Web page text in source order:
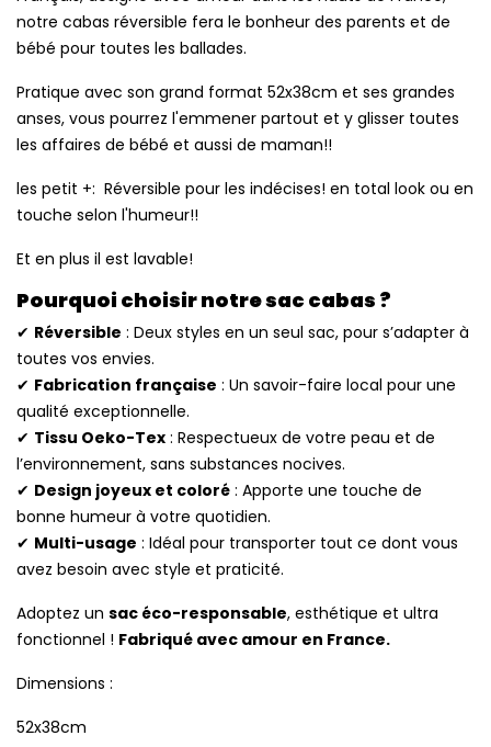
notre cabas réversible fera le bonheur des parents et de
bébé pour toutes les ballades.
Pratique avec son grand format 52x38cm et ses grandes
anses, vous pourrez l'emmener partout et y glisser toutes
les affaires de bébé et aussi de maman!!
les petit +: Réversible pour les indécises! en total look ou en
touche selon l'humeur!!
Et en plus il est lavable!
Pourquoi choisir notre sac cabas ?
✔ Réversible : Deux styles en un seul sac, pour s’adapter à
toutes vos envies.
✔ Fabrication française : Un savoir-faire local pour une
qualité exceptionnelle.
✔ Tissu Oeko-Tex : Respectueux de votre peau et de
l’environnement, sans substances nocives.
✔ Design joyeux et coloré : Apporte une touche de
bonne humeur à votre quotidien.
✔ Multi-usage : Idéal pour transporter tout ce dont vous
avez besoin avec style et praticité.
Adoptez un sac éco-responsable, esthétique et ultra
fonctionnel ! Fabriqué avec amour en France.
Dimensions :
52x38cm